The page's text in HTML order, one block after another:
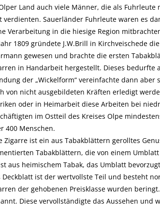
Land auch viele Männer, die als
verdienten. Sauerländer Fuhrleute waren es
Verarbeitung in die hiesige Region
1809 gründete J.W.Brill in Kirchveischede
gewesen und brachte die ersten
in Handarbeit hergestellt. Dieses bedurfte
der „Wickelform“ vereinfachte dann
von nicht ausgebildeten Kräften erledigt
oder in Heimarbeit diese Arbeiten bei
im Ostteil des Kreises Olpe
400 Menschen.
Zigarre ist ein aus Tabakblättern gerolltes
Tabakblättern, die von einem
aus heimischem Tabak, das Umblatt
Deckblatt ist der wertvollste Teil und besteht
der gehobenen Preisklasse wurden
Diese vervollständigte das Aussehen